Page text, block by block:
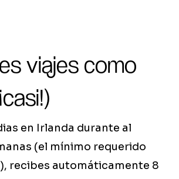
viajes como
en Irlanda durante al
(el mínimo requerido
recibes automáticamente 8